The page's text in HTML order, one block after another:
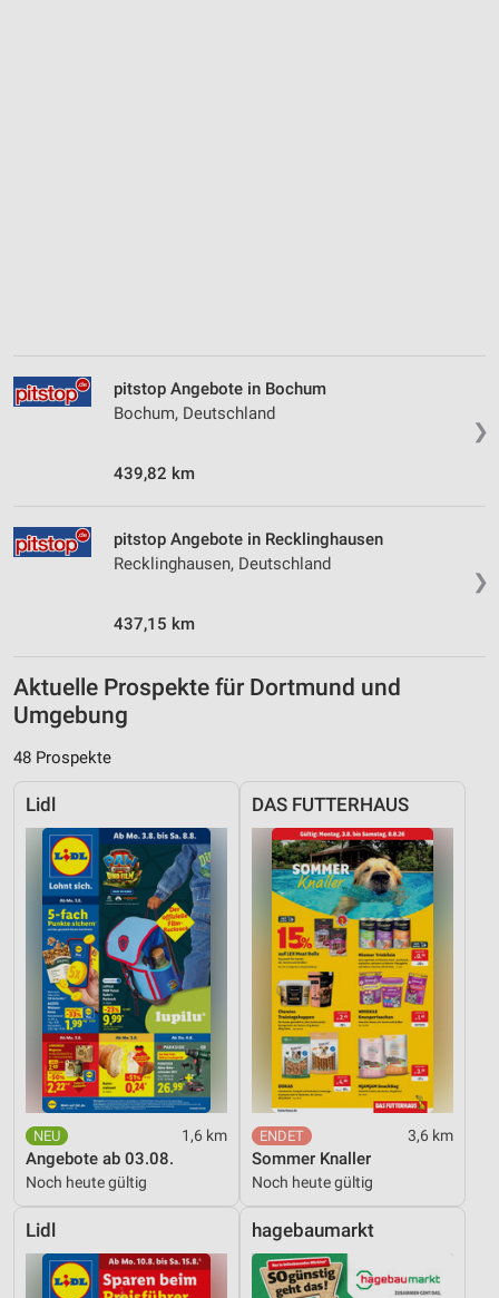
❯
pitstop Angebote in Bochum
Bochum, Deutschland
439,82 km
❯
pitstop Angebote in Recklinghausen
Recklinghausen, Deutschland
437,15 km
Aktuelle Prospekte für Dortmund und
Umgebung
48 Prospekte
Lidl
1,6 km
Angebote ab 03.08.
Noch heute gültig
DAS FUTTERHAUS
3,6 km
Sommer Knaller
Noch heute gültig
Lidl hagebaumarkt